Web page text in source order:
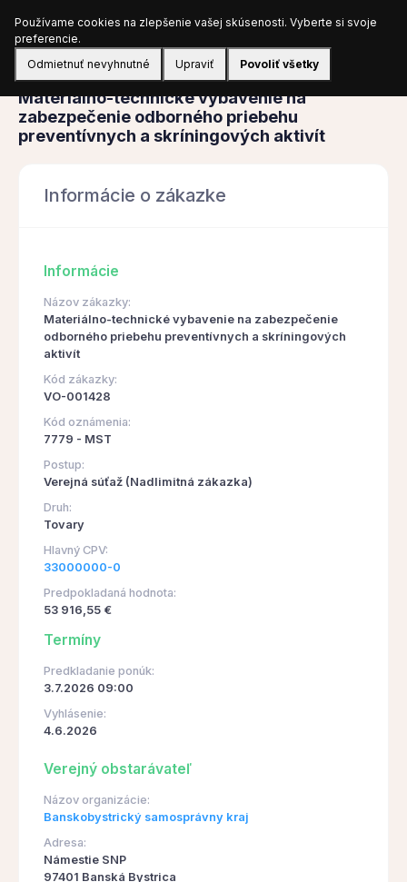
Prihlásiť sa
Obstarávanie
Materiálno-technické vybavenie na
zabezpečenie odborného priebehu
preventívnych a skríningových aktivít
Informácie o zákazke
Informácie
Názov zákazky:
Materiálno-technické vybavenie na zabezpečenie
odborného priebehu preventívnych a skríningových
aktivít
Kód zákazky:
VO-001428
Kód oznámenia:
7779 - MST
Postup:
Verejná súťaž (Nadlimitná zákazka)
Druh:
Tovary
Hlavný CPV:
33000000-0
Predpokladaná hodnota:
53 916,55 €
Termíny
Predkladanie ponúk:
3.7.2026 09:00
Vyhlásenie:
4.6.2026
Verejný obstarávateľ
Názov organizácie:
Banskobystrický samosprávny kraj
Adresa:
Námestie SNP
97401 Banská Bystrica
Používame cookies na zlepšenie vašej skúsenosti. Vyberte si svoje
preferencie.
Odmietnuť nevyhnutné
Upraviť Povoliť všetky